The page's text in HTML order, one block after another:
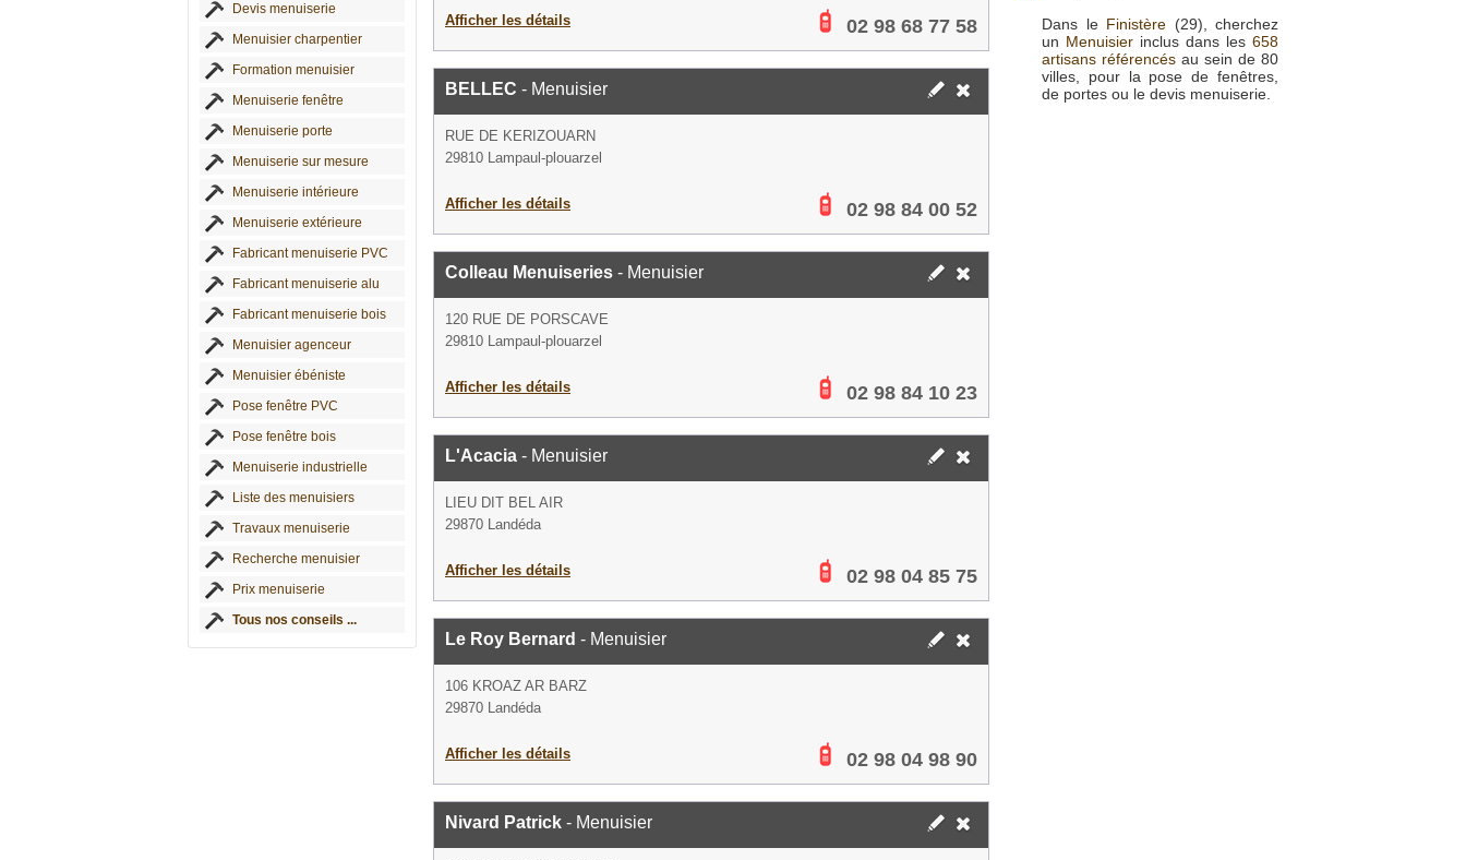
Devis menuiserie
Menuisier charpentier
Formation menuisier
Menuiserie fenêtre
Menuiserie porte
Menuiserie sur mesure
Menuiserie intérieure
Menuiserie extérieure
Fabricant menuiserie PVC
Fabricant menuiserie alu
Fabricant menuiserie bois
Menuisier agenceur
Menuisier ébéniste
Pose fenêtre PVC
Pose fenêtre bois
Menuiserie industrielle
Liste des menuisiers
Travaux menuiserie
Recherche menuisier
Prix menuiserie
Tous nos conseils ...
Afficher les détails 02 98 68 77 58
BELLEC - Menuisier
RUE DE KERIZOUARN
29810 Lampaul-plouarzel
Afficher les détails 02 98 84 00 52
Colleau Menuiseries - Menuisier
120 RUE DE PORSCAVE
29810 Lampaul-plouarzel
Afficher les détails 02 98 84 10 23
L'Acacia - Menuisier
LIEU DIT BEL AIR
29870 Landéda
Afficher les détails 02 98 04 85 75
Le Roy Bernard - Menuisier
106 KROAZ AR BARZ
29870 Landéda
Afficher les détails 02 98 04 98 90
Nivard Patrick - Menuisier
Dans le Finistère (29), cherchez
un Menuisier inclus dans les 658
artisans référencés au sein de 80
villes, pour la pose de fenêtres,
de portes ou le devis menuiserie.